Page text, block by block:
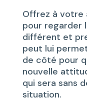
Offrez à votre
pour regarder
différent et
peut lui
de côté pour
nouvelle
qui sera sans
situation.